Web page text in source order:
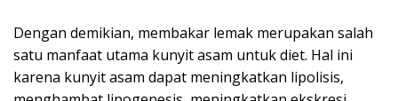
Dengan demikian, membakar lemak merupakan salah
satu manfaat utama kunyit asam untuk diet. Hal ini
karena kunyit asam dapat meningkatkan lipolisis,